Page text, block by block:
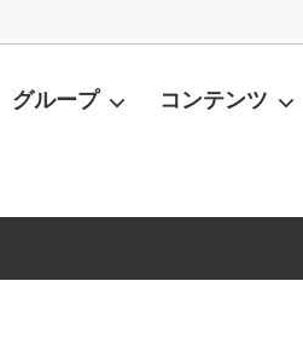
グループ コンテンツ